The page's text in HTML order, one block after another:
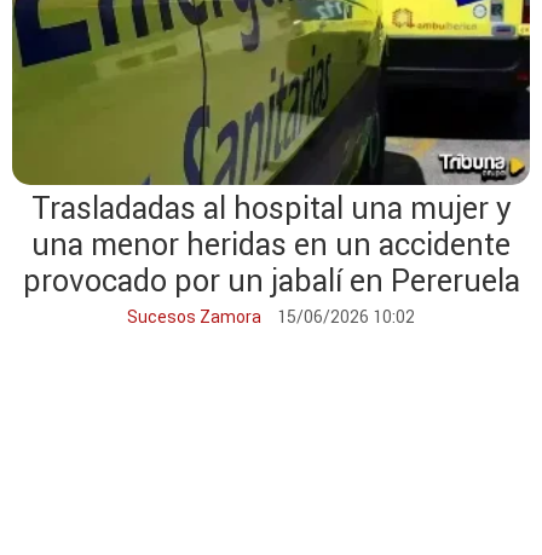
Trasladadas al hospital una mujer y
una menor heridas en un accidente
provocado por un jabalí en Pereruela
Sucesos Zamora 15/06/2026 10:02